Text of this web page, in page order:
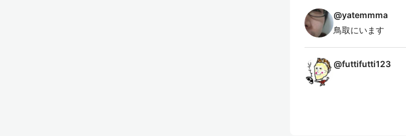
@yatemmma
鳥取にいます
@futtifutti123